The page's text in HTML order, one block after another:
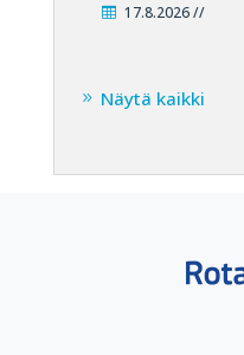
17.8.2026 //
Näytä kaikki